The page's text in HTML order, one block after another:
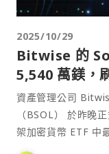
2025/10/29
Bitwise 的
5,540 萬鎂，
資產管理公司
（BSOL） 於昨晚
架加密貨幣 ETF 中